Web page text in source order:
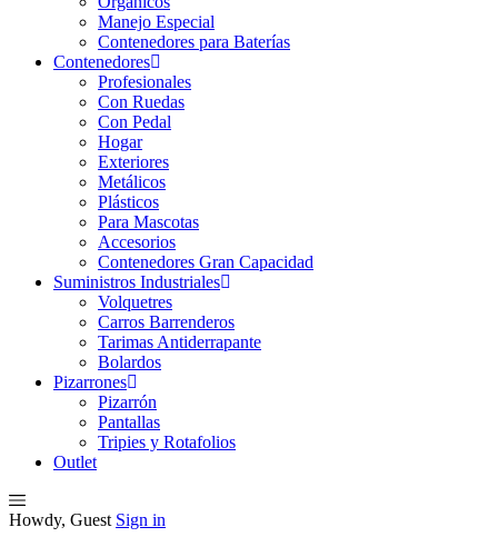
Manejo Especial
Contenedores para Baterías
Contenedores
Profesionales
Con Ruedas
Con Pedal
Hogar
Exteriores
Metálicos
Plásticos
Para Mascotas
Accesorios
Contenedores Gran Capacidad
Suministros Industriales
Volquetres
Carros Barrenderos
Tarimas Antiderrapante
Bolardos
Pizarrones
Pizarrón
Pantallas
Tripies y Rotafolios
Outlet
Howdy, Guest Sign in